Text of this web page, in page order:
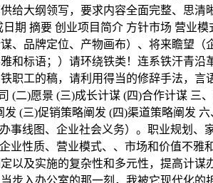
给大纲领写，要求内容全面完整、思
期 摘要 创业项目简介 方针市场 营业
、品牌定位、产物画布）、将来瞻望
标语；）请环绕铁类！连系铁汗青
职工的稿，请利用得当的修辞手法，
二)愿景 (三)成长计谋 (四)合作计谋 三
(三)促销策略阐发 (四)渠道策略阐发
线图、企业社会义务）。职业规划
业性质、营业模式、、市场和价值不
以及实施的复杂性和多元性，提高计
步入办公室的那一刻，我被它现代化